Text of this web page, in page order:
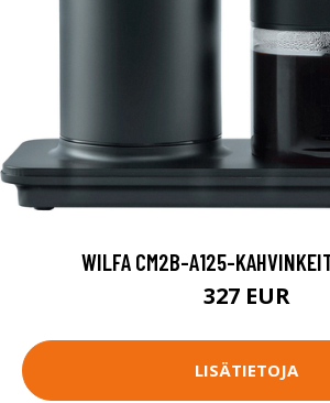
WILFA CM2B-A125-
327 EUR
LISÄTIETOJA